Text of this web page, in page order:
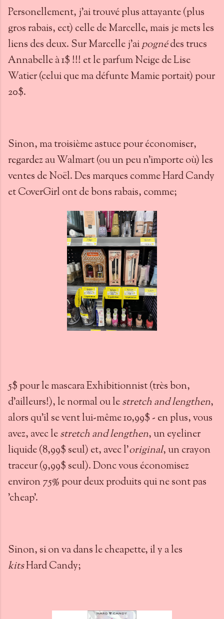
Personellement, j'ai trouvé plus attayante (plus
gros rabais, ect) celle de Marcelle, mais je mets les
liens des deux. Sur Marcelle j'aipognédes trucs
Annabelle à 1$ !!! et le parfum Neige de Lise
Watier (celui que ma défunte Mamie portait) pour
20$.
Sinon, ma troisième astuce pour économiser,
regardez au Walmart (ou un peu n'importe où) les
ventes de Noël. Des marques comme Hard Candy
et CoverGirl ont de bons rabais, comme;
5$ pour le mascara Exhibitionnist (très bon,
d'ailleurs!), le normal ou lestretch and lengthen,
alors qu'il se vent lui-même 10,99$ - en plus, vous
avez, avec lestretch and lengthen, un eyeliner
liquide (8,99$ seul) et, avec l'original, un crayon
traceur (9,99$ seul). Donc vous économisez
environ 75% pour deux produits qui ne sont pas
'cheap'.
Sinon, si on va dans le cheapette, il y a les
kitsHard Candy;